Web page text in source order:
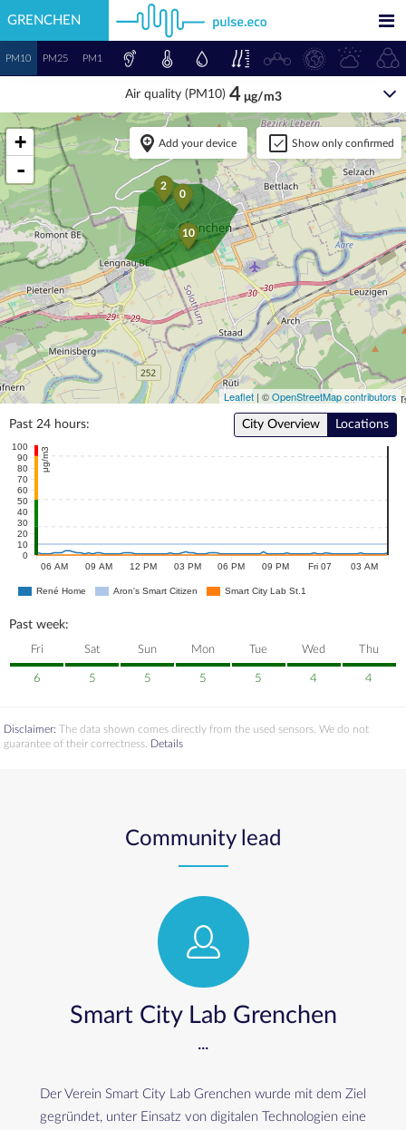
GRENCHEN
2
10
0
+
-
Add your device Show only confirmed
Leaflet | ©OpenStreetMap contributors
PM10 PM25 PM1
Air quality (PM10) 4μg/m3
Past 24 hours: City Overview Locations
06 AM 09 AM 12 PM 03 PM 06 PM 09 PM Fri 07 03 AM
0
10
20
30
40
50
60
70
80
90
100 μg/m3
René Home Aron's Smart Citizen Smart City Lab St.1
Past week:
Fri Sat Sun Mon Tue Wed Thu
6 5 5 5 5 4 4
Disclaimer: The data shown comes directly from the used sensors. We do not
guarantee of their correctness. Details
Community lead
Smart City Lab Grenchen
...
Der Verein Smart City Lab Grenchen wurde mit dem Ziel
gegründet, unter Einsatz von digitalen Technologien eine